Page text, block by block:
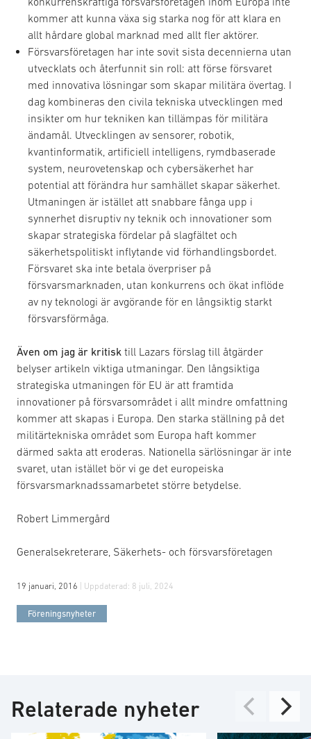
kommer att kunna växa sig starka nog för att klara en
allt hårdare global marknad med allt fler aktörer.
Försvarsföretagen har inte sovit sista decennierna utan
utvecklats och återfunnit sin roll: att förse försvaret
med innovativa lösningar som skapar militära övertag. I
dag kombineras den civila tekniska utvecklingen med
insikter om hur tekniken kan tillämpas för militära
ändamål. Utvecklingen av sensorer, robotik,
kvantinformatik, artificiell intelligens, rymdbaserade
system, neurovetenskap och cybersäkerhet har
potential att förändra hur samhället skapar säkerhet.
Utmaningen är istället att snabbare fånga upp i
synnerhet disruptiv ny teknik och innovationer som
skapar strategiska fördelar på slagfältet och
säkerhetspolitiskt inflytande vid förhandlingsbordet.
Försvaret ska inte betala överpriser på
försvarsmarknaden, utan konkurrens och ökat inflöde
av ny teknologi är avgörande för en långsiktig starkt
försvarsförmåga.
Även om jag är kritisk till Lazars förslag till åtgärder
belyser artikeln viktiga utmaningar. Den långsiktiga
strategiska utmaningen för EU är att framtida
innovationer på försvarsområdet i allt mindre omfattning
kommer att skapas i Europa. Den starka ställning på det
militärtekniska området som Europa haft kommer
därmed sakta att eroderas. Nationella särlösningar är inte
svaret, utan istället bör vi ge det europeiska
försvarsmarknadssamarbetet större betydelse.
Robert Limmergård
Generalsekreterare, Säkerhets- och försvarsföretagen
19 januari, 2016 | Uppdaterad: 8 juli, 2024
Föreningsnyheter
Relaterade nyheter